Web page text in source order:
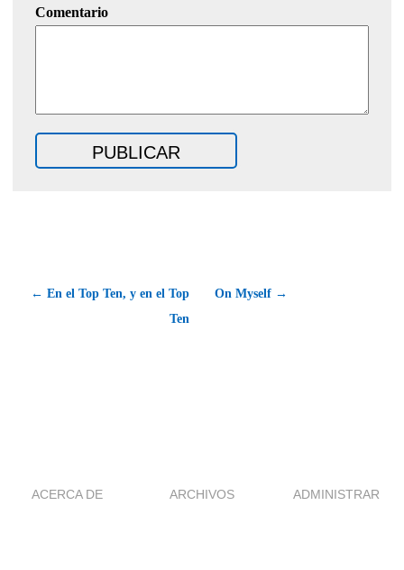
Comentario
← En el Top Ten, y en el Top
Ten
On Myself →
ACERCA DE ARCHIVOS ADMINISTRAR